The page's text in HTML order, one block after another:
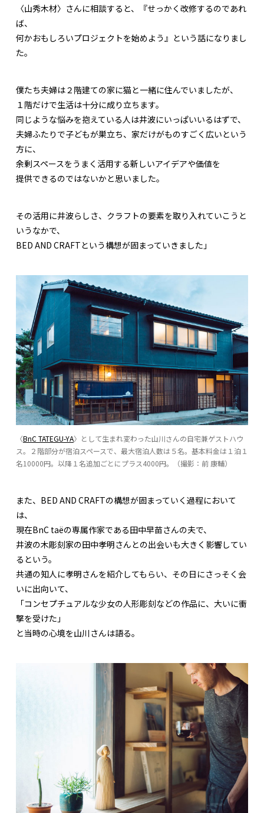
〈山秀木材〉さんに相談すると、『せっかく改修するのであれ
ば、
何かおもしろいプロジェクトを始めよう』という話になりまし
た。
僕たち夫婦は２階建ての家に猫と一緒に住んでいましたが、
１階だけで生活は十分に成り立ちます。
同じような悩みを抱えている人は井波にいっぱいいるはずで、
夫婦ふたりで子どもが巣立ち、家だけがものすごく広いという
方に、
余剰スペースをうまく活用する新しいアイデアや価値を
提供できるのではないかと思いました。
その活用に井波らしさ、クラフトの要素を取り入れていこうと
いうなかで、
BED AND CRAFTという構想が固まっていきました」
〈BnC TATEGU-YA〉として生まれ変わった山川さんの自宅兼ゲストハウ
ス。２階部分が宿泊スペースで、最大宿泊人数は５名。基本料金は１泊１
名10000円。以降１名追加ごとにプラス4000円。（撮影：前 康輔）
また、BED AND CRAFTの構想が固まっていく過程において
は、
現在BnC taëの専属作家である田中早苗さんの夫で、
井波の木彫刻家の田中孝明さんとの出会いも大きく影響してい
るという。
共通の知人に孝明さんを紹介してもらい、その日にさっそく会
いに出向いて、
「コンセプチュアルな少女の人形彫刻などの作品に、大いに衝
撃を受けた」
と当時の心境を山川さんは語る。